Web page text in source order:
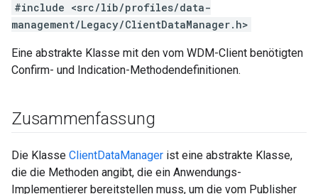
#include <src/lib/profiles/data-
management/Legacy/ClientDataManager.h>
Eine abstrakte Klasse mit den vom WDM-Client benötigten
Confirm- und Indication-Methodendefinitionen.
Zusammenfassung
Die Klasse ClientDataManager ist eine abstrakte Klasse,
die die Methoden angibt, die ein Anwendungs-
Implementierer bereitstellen muss, um die vom Publisher